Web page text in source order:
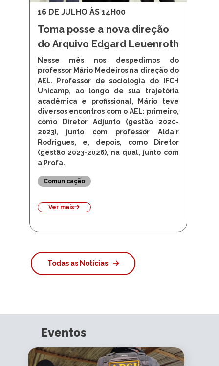
16 DE JULHO ÀS 14H00
Toma posse a nova direção
do Arquivo Edgard Leuenroth
Nesse mês nos despedimos do
professor Mário Medeiros na direção do
AEL. Professor de sociologia do IFCH
Unicamp, ao longo de sua trajetória
acadêmica e profissional, Mário teve
diversos encontros com o AEL: primeiro,
como Diretor Adjunto (gestão 2020-
2023), junto com professor Aldair
Rodrigues, e, depois, como Diretor
(gestão 2023-2026), na qual, junto com
a Profa.
Comunicação
Ver mais
Todas as Notícias
Eventos